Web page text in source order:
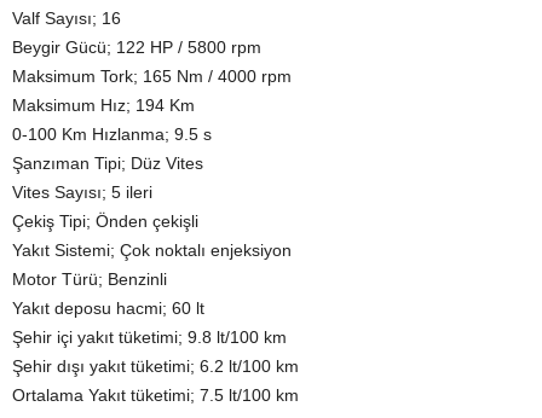
Valf Sayısı; 16
Beygir Gücü; 122 HP / 5800 rpm
Maksimum Tork; 165 Nm / 4000 rpm
Maksimum Hız; 194 Km
0-100 Km Hızlanma; 9.5 s
Şanzıman Tipi; Düz Vites
Vites Sayısı; 5 ileri
Çekiş Tipi; Önden çekişli
Yakıt Sistemi; Çok noktalı enjeksiyon
Motor Türü; Benzinli
Yakıt deposu hacmi; 60 lt
Şehir içi yakıt tüketimi; 9.8 lt/100 km
Şehir dışı yakıt tüketimi; 6.2 lt/100 km
Ortalama Yakıt tüketimi; 7.5 lt/100 km